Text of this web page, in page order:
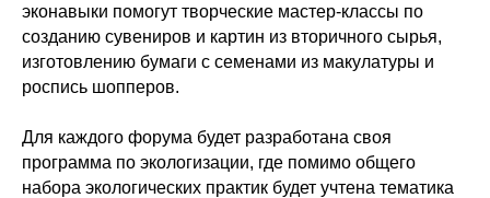
эконавыки помогут творческие мастер-классы по
созданию сувениров и картин из вторичного сырья,
изготовлению бумаги с семенами из макулатуры и
роспись шопперов.
Для каждого форума будет разработана своя
программа по экологизации, где помимо общего
набора экологических практик будет учтена тематика